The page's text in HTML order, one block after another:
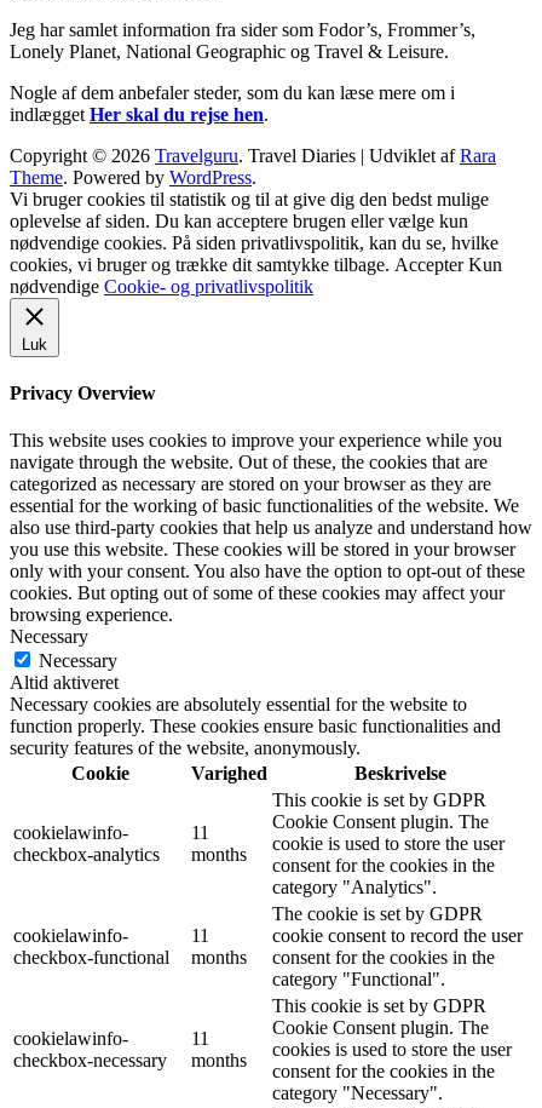
Jeg har samlet information fra sider som Fodor’s, Frommer’s,
Lonely Planet, National Geographic og Travel & Leisure.
Nogle af dem anbefaler steder, som du kan læse mere om i
indlægget Her skal du rejse hen.
Copyright © 2026 Travelguru. Travel Diaries | Udviklet afRara
Theme. Powered by WordPress.
Vi bruger cookies til statistik og til at give dig den bedst mulige
oplevelse af siden. Du kan acceptere brugen eller vælge kun
nødvendige cookies. På siden privatlivspolitik, kan du se, hvilke
cookies, vi bruger og trække dit samtykke tilbage. Accepter Kun
nødvendige Cookie- og privatlivspolitik
Luk
Privacy Overview
This website uses cookies to improve your experience while you
navigate through the website. Out of these, the cookies that are
categorized as necessary are stored on your browser as they are
essential for the working of basic functionalities of the website. We
also use third-party cookies that help us analyze and understand how
you use this website. These cookies will be stored in your browser
only with your consent. You also have the option to opt-out of these
cookies. But opting out of some of these cookies may affect your
browsing experience.
Necessary
Necessary
Altid aktiveret
Necessary cookies are absolutely essential for the website to
function properly. These cookies ensure basic functionalities and
security features of the website, anonymously.
Cookie
Varighed Beskrivelse
cookielawinfo-
checkbox-analytics
11
months
This cookie is set by GDPR
Cookie Consent plugin. The
cookie is used to store the user
consent for the cookies in the
category "Analytics".
cookielawinfo-
checkbox-functional
11
months
The cookie is set by GDPR
cookie consent to record the user
consent for the cookies in the
category "Functional".
cookielawinfo-
checkbox-necessary
11
months
This cookie is set by GDPR
Cookie Consent plugin. The
cookies is used to store the user
consent for the cookies in the
category "Necessary".